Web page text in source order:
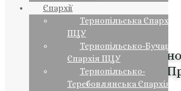
Єпархії
Тернопільська Єпархія
ПЦУ
Тернопільсько-Бучацька
Єпархія ПЦУ
Тернопільсько-
Теребовлянська Єпархія